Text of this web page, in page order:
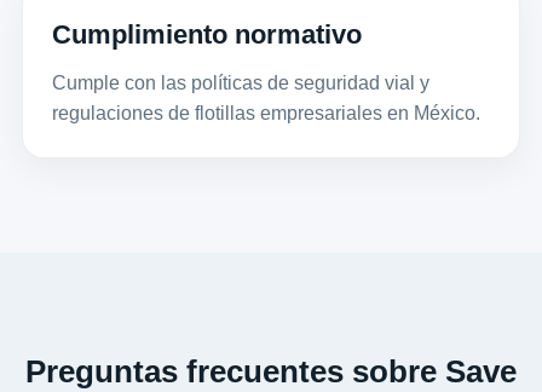
Cumplimiento normativo
Cumple con las políticas de seguridad vial y
regulaciones de flotillas empresariales en México.
Preguntas frecuentes sobre Save